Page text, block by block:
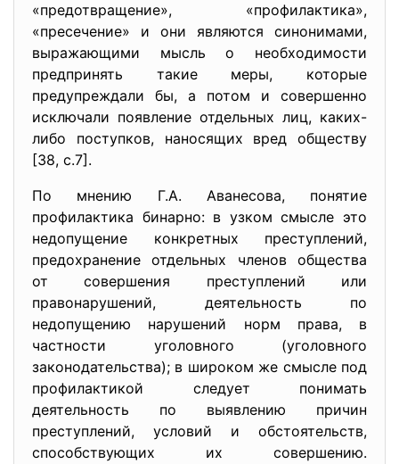
«предотвращение», «профилактика»,
«пресечение» и они являются синонимами,
выражающими мысль о необходимости
предпринять такие меры, которые
предупреждали бы, а потом и совершенно
исключали появление отдельных лиц, каких-
либо поступков, наносящих вред обществу
[38, с.7].
По мнению Г.А. Аванесова, понятие
профилактика бинарно: в узком смысле это
недопущение конкретных преступлений,
предохранение отдельных членов общества
от совершения преступлений или
правонарушений, деятельность по
недопущению нарушений норм права, в
частности уголовного (уголовного
законодательства); в широком же смысле под
профилактикой следует понимать
деятельность по выявлению причин
преступлений, условий и обстоятельств,
способствующих их совершению.